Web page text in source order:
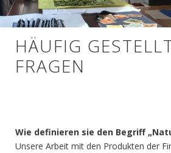
HÄUFIG
FRAGEN
Wie definieren sie den Begriff
Unsere Arbeit mit den Produkten der